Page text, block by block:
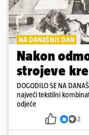
NA DANAŠNJI DAN
Nakon
strojeve
DOGODILO SE NA
najveći tekstilni
odjeće
2